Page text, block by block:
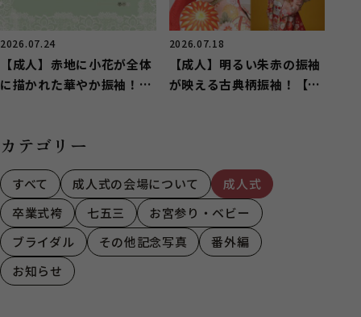
2026.07.24
【成人】赤地に小花が全体
に描かれた華やか振袖！
2026.07.18
【成人】明るい朱赤の振袖
が映える古典柄振袖！【湖
カテゴリー
すべて 成人式の会場について
成人式
卒業式袴
七五三
お宮参り・ベビー
ブライダル
その他記念写真
番外編
お知らせ